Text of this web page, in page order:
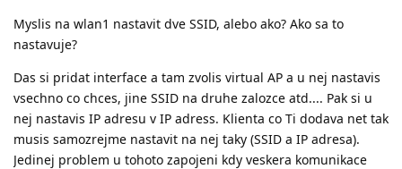
Myslis na wlan1 nastavit dve SSID, alebo ako? Ako sa to
nastavuje?
Das si pridat interface a tam zvolis virtual AP a u nej nastavis
vsechno co chces, jine SSID na druhe zalozce atd.... Pak si u
nej nastavis IP adresu v IP adress. Klienta co Ti dodava net tak
musis samozrejme nastavit na nej taky (SSID a IP adresa).
Jedinej problem u tohoto zapojeni kdy veskera komunikace